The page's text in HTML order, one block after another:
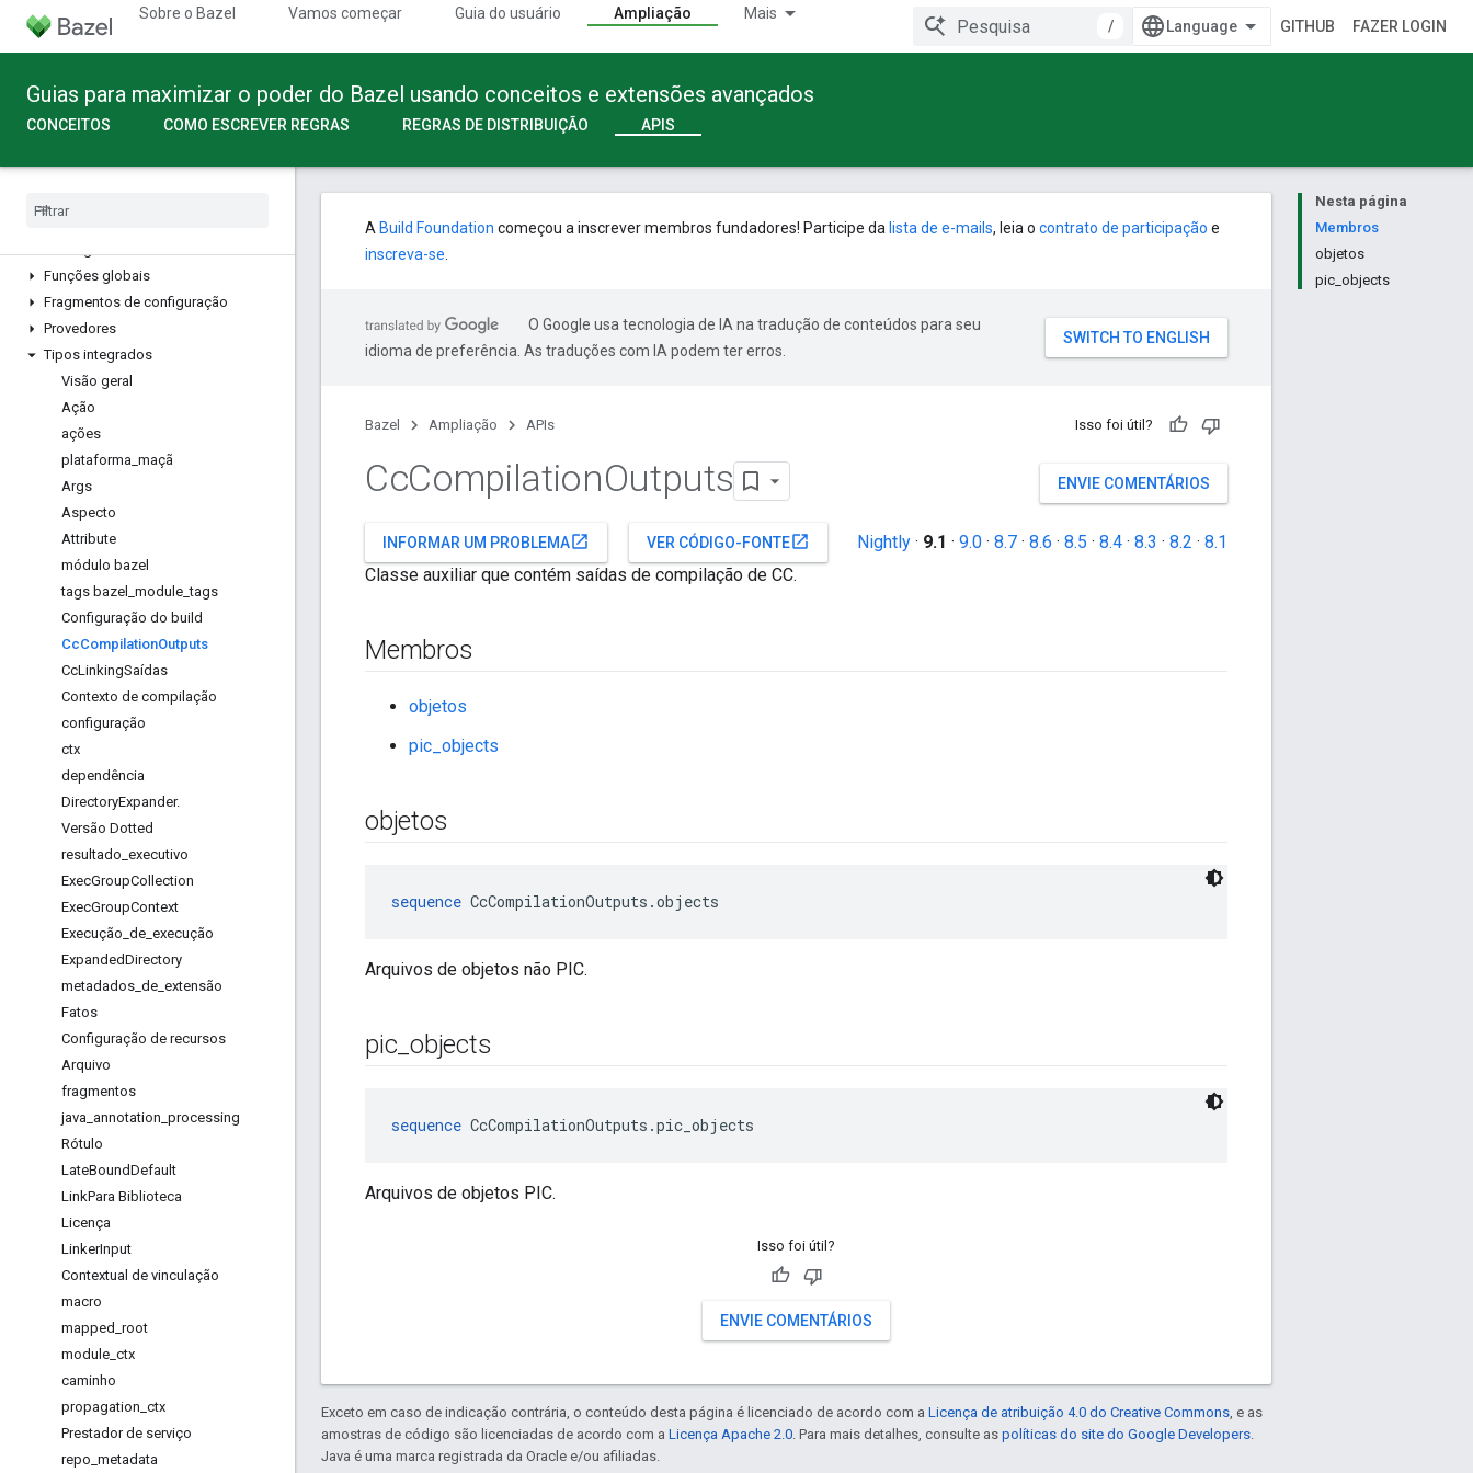
Sobre o Bazel Vamos começar Guia do usuário Ampliação Mais
/ GITHUB FAZER LOGIN
Guias para maximizar o poder do Bazel usando conceitos e extensões avançados
CONCEITOS COMO ESCREVER REGRAS REGRAS DE DISTRIBUIÇÃO APIS
Funções globais
Fragmentos de configuração
Provedores
Tipos integrados
Visão geral
Ação
ações
plataforma maçã
Args
Aspecto
Attribute
módulo bazel
tags bazel module _tags
Configuração do build
CcCompilationOutputs
CcLinkingSaídas
Contexto de compilação
configuração
ctx
dependência
DirectoryExpander.
Versão Dotted
resultado executivo
ExecGroupCollection
ExecGroupContext
Execução de execução
ExpandedDirectory
metadados de extensão
Fatos
Configuração de recursos
Arquivo
fragmentos
java annotation processing
Rótulo
LateBoundDefault
LinkPara Biblioteca
Licença
LinkerInput
Contextual de vinculação
macro
mapped root
module ctx
caminho
propagation ctx
Prestador de serviço
repo metadata
Nesta página
Membros
objetos
pic_objects
A Build Foundation começou a inscrever membros fundadores! Participe da lista de e-mails, leia o contrato de participação e
inscreva-se
O Google usa tecnologia de IA na tradução de conteúdos para seu
idioma de preferência. As traduções com IA podem ter erros.
Bazel Ampliação APIs Isso foi útil?
ENVIE COMENTÁRIOS
CcCompilationOutputs
INFORMAR UM PROBLEMAopen_in_new VER CÓDIGO-FONTEopen_in_new Nightly · 9.1 · 9.0 · 8.7 · 8.6 · 8.5 · 8.4 · 8.3 · 8.2 · 8.1
Classe auxiliar que contém saídas de compilação de CC.
Membros
objetos
pic_objects
objetos
sequence CcCompilationOutputs.objects
Arquivos de objetos não PIC.
pic _objects
sequence CcCompilationOutputs.pic_objects
Arquivos de objetos PIC.
Isso foi útil?
ENVIE COMENTÁRIOS
Exceto em caso de indicação contrária, o conteúdo desta página é licenciado de acordo com a Licença de atribuição 4.0 do Creative Commons, e as
amostras de código são licenciadas de acordo com a Licença Apache 2.0. Para mais detalhes, consulte as políticas do site do Google Developers.
Java é uma marca registrada da Oracle e/ou afiliadas.